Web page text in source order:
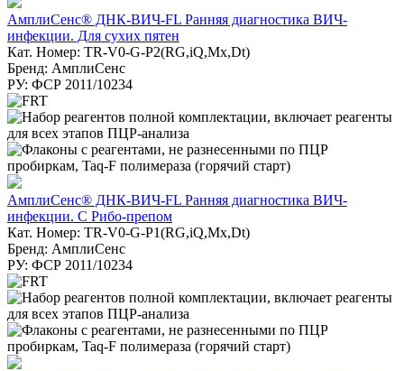
АмплиСенс® ДНК-ВИЧ-FL Ранняя диагностика ВИЧ-
инфекции. Для сухих пятен
Кат. Номер: TR-V0-G-P2(RG,iQ,Mx,Dt)
Бренд: АмплиСенс
РУ: ФСР 2011/10234
АмплиСенс® ДНК-ВИЧ-FL Ранняя диагностика ВИЧ-
инфекции. С Рибо-препом
Кат. Номер: TR-V0-G-P1(RG,iQ,Mx,Dt)
Бренд: АмплиСенс
РУ: ФСР 2011/10234